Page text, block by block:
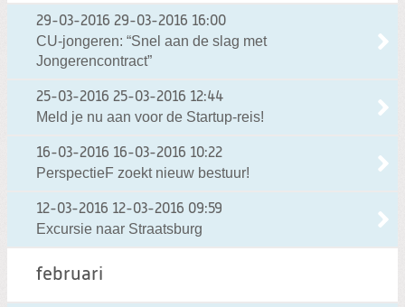
29-03-2016 29-03-2016 16:00
CU-jongeren: “Snel aan de slag met
Jongerencontract”
25-03-2016 25-03-2016 12:44
Meld je nu aan voor de Startup-reis!
16-03-2016 16-03-2016 10:22
PerspectieF zoekt nieuw bestuur!
12-03-2016 12-03-2016 09:59
Excursie naar Straatsburg
februari